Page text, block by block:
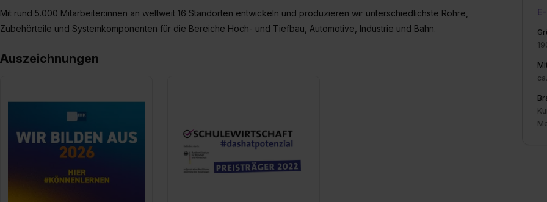
Mit rund 5.000 Mitarbeiter:innen an weltweit 16 Standorten entwickeln und produzieren wir unterschiedlichste Rohre,
Zubehörteile und Systemkomponenten für die Bereiche Hoch- und Tiefbau, Automotive, Industrie und Bahn.
Auszeichnungen